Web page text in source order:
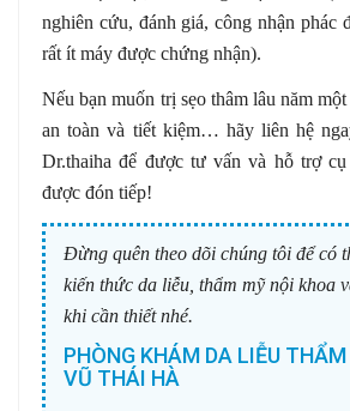
nghiên cứu, đánh giá, công nhận phác
rất ít máy được chứng nhận).
Nếu bạn muốn trị sẹo thâm lâu năm
an toàn và tiết kiệm… hãy liên hệ
Dr.thaiha để được tư vấn và hỗ trợ cụ
được đón tiếp!
Đừng quên theo dõi chúng tôi để có
kiến thức da liễu, thẩm mỹ nội khoa
khi cần thiết nhé.
PHÒNG KHÁM DA LIỄU
VŨ THÁI HÀ